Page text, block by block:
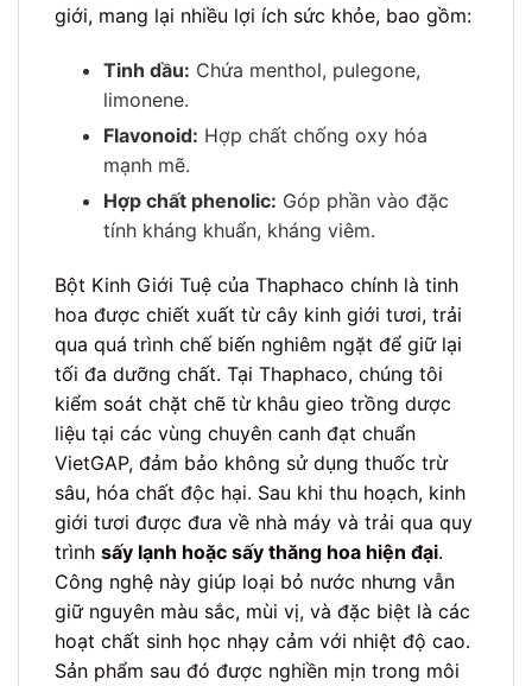
giới, mang lại nhiều lợi ích sức khỏe, bao gồm:
Tinh dầu: Chứa menthol, pulegone,
limonene.
Flavonoid: Hợp chất chống oxy hóa
mạnh mẽ.
Hợp chất phenolic: Góp phần vào đặc
tính kháng khuẩn, kháng viêm.
Bột Kinh Giới Tuệ của Thaphaco chính là tinh
hoa được chiết xuất từ cây kinh giới tươi, trải
qua quá trình chế biến nghiêm ngặt để giữ lại
tối đa dưỡng chất. Tại Thaphaco, chúng tôi
kiểm soát chặt chẽ từ khâu gieo trồng dược
liệu tại các vùng chuyên canh đạt chuẩn
VietGAP, đảm bảo không sử dụng thuốc trừ
sâu, hóa chất độc hại. Sau khi thu hoạch, kinh
giới tươi được đưa về nhà máy và trải qua quy
trình sấy lạnh hoặc sấy thăng hoa hiện đại.
Công nghệ này giúp loại bỏ nước nhưng vẫn
giữ nguyên màu sắc, mùi vị, và đặc biệt là các
hoạt chất sinh học nhạy cảm với nhiệt độ cao.
Sản phẩm sau đó được nghiền mịn trong môi